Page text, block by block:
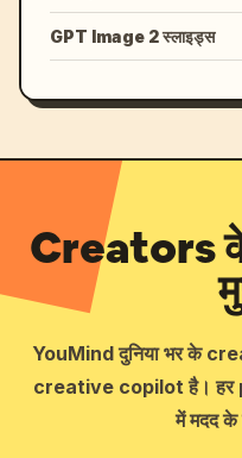
GPT Image 2 स्लाइड्स
Creators के
YouMind दुनिया भर के
creative copilot है। हर
में मदद के